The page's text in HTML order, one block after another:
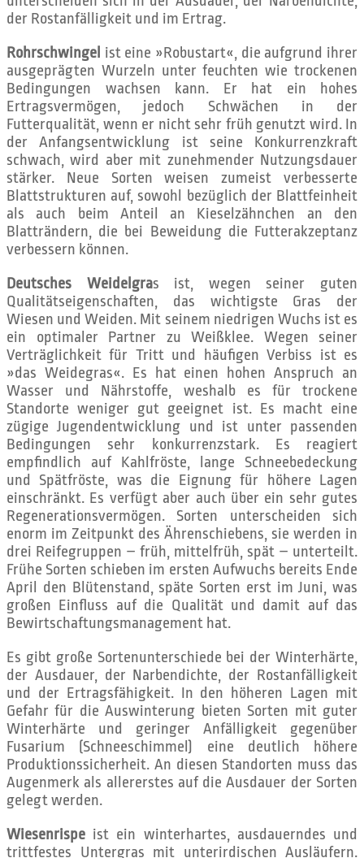
der Rostanfälligkeit und im Ertrag.
Rohrschwingel ist eine »Robustart«, die aufgrund ihrer
ausgeprägten Wurzeln unter feuchten wie trockenen
Bedingungen wachsen kann. Er hat ein hohes
Ertragsvermögen, jedoch Schwächen in der
Futterqualität, wenn er nicht sehr früh genutzt wird. In
der Anfangsentwicklung ist seine Konkurrenzkraft
schwach, wird aber mit zunehmender Nutzungsdauer
stärker. Neue Sorten weisen zumeist verbesserte
Blattstrukturen auf, sowohl bezüglich der Blattfeinheit
als auch beim Anteil an Kieselzähnchen an den
Blatträndern, die bei Beweidung die Futterakzeptanz
verbessern können.
Deutsches Weidelgras ist, wegen seiner guten
Qualitätseigenschaften, das wichtigste Gras der
Wiesen und Weiden. Mit seinem niedrigen Wuchs ist es
ein optimaler Partner zu Weißklee. Wegen seiner
Verträglichkeit für Tritt und häufigen Verbiss ist es
»das Weidegras«. Es hat einen hohen Anspruch an
Wasser und Nährstoffe, weshalb es für trockene
Standorte weniger gut geeignet ist. Es macht eine
zügige Jugendentwicklung und ist unter passenden
Bedingungen sehr konkurrenzstark. Es reagiert
empfindlich auf Kahlfröste, lange Schneebedeckung
und Spätfröste, was die Eignung für höhere Lagen
einschränkt. Es verfügt aber auch über ein sehr gutes
Regenerationsvermögen. Sorten unterscheiden sich
enorm im Zeitpunkt des Ährenschiebens, sie werden in
drei Reifegruppen – früh, mittelfrüh, spät – unterteilt.
Frühe Sorten schieben im ersten Aufwuchs bereits Ende
April den Blütenstand, späte Sorten erst im Juni, was
großen Einfluss auf die Qualität und damit auf das
Bewirtschaftungsmanagement hat.
Es gibt große Sortenunterschiede bei der Winterhärte,
der Ausdauer, der Narbendichte, der Rostanfälligkeit
und der Ertragsfähigkeit. In den höheren Lagen mit
Gefahr für die Auswinterung bieten Sorten mit guter
Winterhärte und geringer Anfälligkeit gegenüber
Fusarium (Schneeschimmel) eine deutlich höhere
Produktionssicherheit. An diesen Standorten muss das
Augenmerk als allererstes auf die Ausdauer der Sorten
gelegt werden.
Wiesenrispe ist ein winterhartes, ausdauerndes und
trittfestes Untergras mit unterirdischen Ausläufern.